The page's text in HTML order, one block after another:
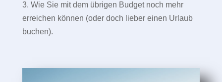
3. Wie Sie mit dem übrigen Budget noch mehr
erreichen können (oder doch lieber einen Urlaub
buchen).